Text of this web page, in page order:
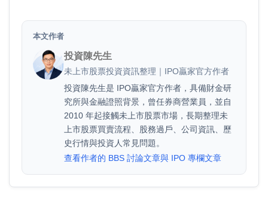
本文作者
投資陳先生
未上市股票投資資訊整理｜IPO贏家官方作者
投資陳先生是 IPO贏家官方作者，具備財金研
究所與金融證照背景，曾任券商營業員，並自
2010 年起接觸未上市股票市場，長期整理未
上市股票買賣流程、股務過戶、公司資訊、歷
史行情與投資人常見問題。
查看作者的 BBS 討論文章與 IPO 專欄文章